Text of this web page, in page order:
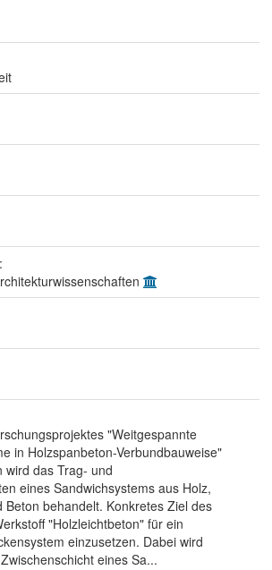
"Weitgespannte
in Holzspanbeton-Verbundbauweise"
wird das Trag- und
eines Sandwichsystems aus Holz,
Beton behandelt. Konkretes Ziel des
"Holzleichtbeton" für ein
einzusetzen. Dabei wird
eines Sa...